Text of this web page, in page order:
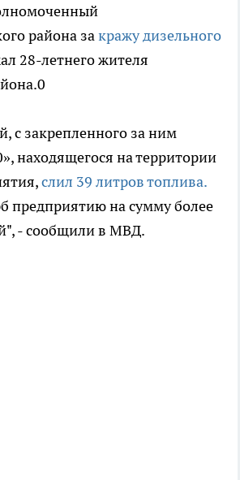
района закражу дизельного
28-летнего жителя
с закрепленного за ним
находящегося на территории
слил 39 литров топлива.
предприятию на сумму более
- сообщили в МВД.